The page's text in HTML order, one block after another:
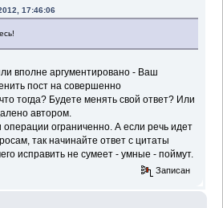
17:46:06
вполне аргументировано - Ваш
пост на совершенно
тогда? Будете менять свой ответ? Или
автором.
ограниченно. А если речь идет
так начинайте ответ с цитаты
исправить не сумеет - умные - поймут.
Записан